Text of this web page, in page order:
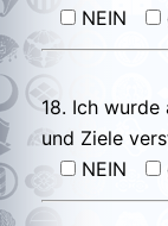
NEIN
18. Ich wurde
und Ziele
NEIN